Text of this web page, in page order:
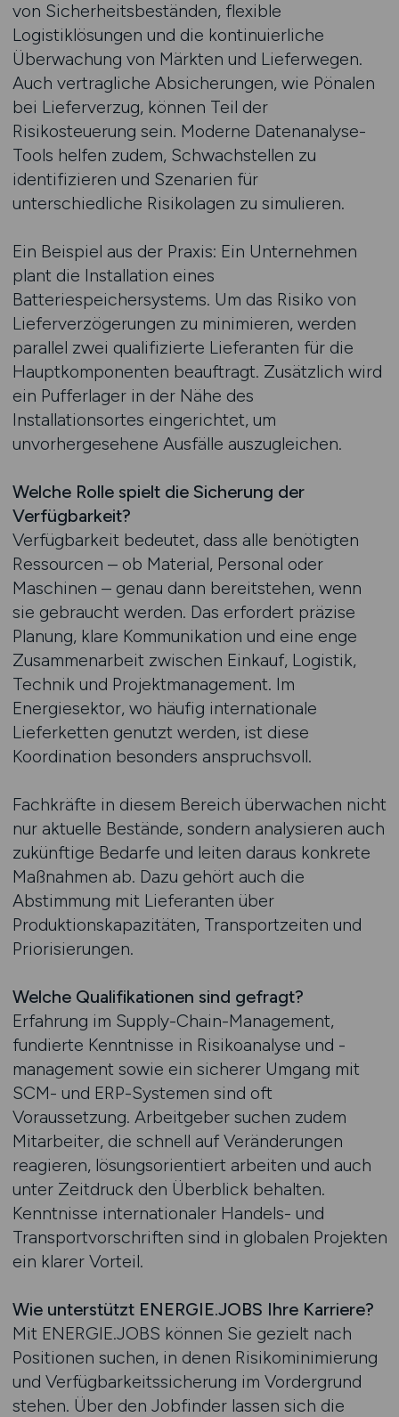
von Sicherheitsbeständen, flexible
Logistiklösungen und die kontinuierliche
Überwachung von Märkten und Lieferwegen.
Auch vertragliche Absicherungen, wie Pönalen
bei Lieferverzug, können Teil der
Risikosteuerung sein. Moderne Datenanalyse-
Tools helfen zudem, Schwachstellen zu
identifizieren und Szenarien für
unterschiedliche Risikolagen zu simulieren.
Ein Beispiel aus der Praxis: Ein Unternehmen
plant die Installation eines
Batteriespeichersystems. Um das Risiko von
Lieferverzögerungen zu minimieren, werden
parallel zwei qualifizierte Lieferanten für die
Hauptkomponenten beauftragt. Zusätzlich wird
ein Pufferlager in der Nähe des
Installationsortes eingerichtet, um
unvorhergesehene Ausfälle auszugleichen.
Welche Rolle spielt die Sicherung der
Verfügbarkeit?
Verfügbarkeit bedeutet, dass alle benötigten
Ressourcen – ob Material, Personal oder
Maschinen – genau dann bereitstehen, wenn
sie gebraucht werden. Das erfordert präzise
Planung, klare Kommunikation und eine enge
Zusammenarbeit zwischen Einkauf, Logistik,
Technik und Projektmanagement. Im
Energiesektor, wo häufig internationale
Lieferketten genutzt werden, ist diese
Koordination besonders anspruchsvoll.
Fachkräfte in diesem Bereich überwachen nicht
nur aktuelle Bestände, sondern analysieren auch
zukünftige Bedarfe und leiten daraus konkrete
Maßnahmen ab. Dazu gehört auch die
Abstimmung mit Lieferanten über
Produktionskapazitäten, Transportzeiten und
Priorisierungen.
Welche Qualifikationen sind gefragt?
Erfahrung im Supply-Chain-Management,
fundierte Kenntnisse in Risikoanalyse und -
management sowie ein sicherer Umgang mit
SCM- und ERP-Systemen sind oft
Voraussetzung. Arbeitgeber suchen zudem
Mitarbeiter, die schnell auf Veränderungen
reagieren, lösungsorientiert arbeiten und auch
unter Zeitdruck den Überblick behalten.
Kenntnisse internationaler Handels- und
Transportvorschriften sind in globalen Projekten
ein klarer Vorteil.
Wie unterstützt ENERGIE.JOBS Ihre Karriere?
Mit ENERGIE.JOBS können Sie gezielt nach
Positionen suchen, in denen Risikominimierung
und Verfügbarkeitssicherung im Vordergrund
stehen. Über den Jobfinder lassen sich die